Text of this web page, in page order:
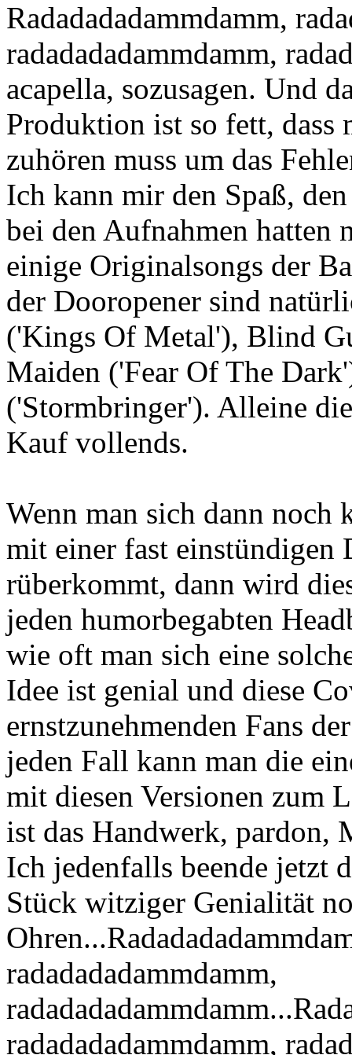
Radadadadammdamm,
radadadadammdamm,
acapella, sozusagen. Und
Produktion ist so fett,
zuhören muss um das
Ich kann mir den Spaß,
bei den Aufnahmen hatten
einige Originalsongs der
der Dooropener sind
('Kings Of Metal'), Blind
Maiden ('Fear Of The
('Stormbringer'). Alleine
Kauf vollends.
Wenn man sich dann noch
mit einer fast
rüberkommt, dann wird
jeden humorbegabten
wie oft man sich eine
Idee ist genial und diese
ernstzunehmenden Fans
jeden Fall kann man die
mit diesen Versionen zum
ist das Handwerk,
Ich jedenfalls beende jetzt
Stück witziger Genialität
radadadadammdamm,
radadadadammdamm,